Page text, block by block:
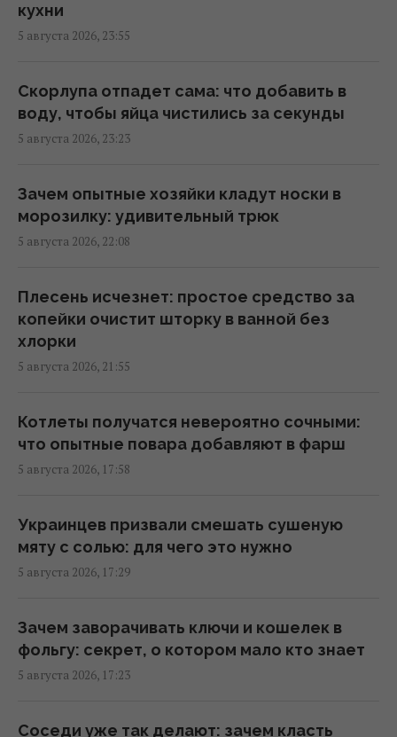
Поздравления с Преображением
Господним: трогательные пожелания и
07:30 четверг, 06 августа 2026
Сегодня - Яблочный Спас: как правильно
07:30 четверг, 06 августа 2026
Что за праздник Преображение Господне:
07:30 четверг, 06 августа 2026
Яблочный Спас в Украине 2026: что можно
делать, какие есть запреты и народные
07:00 четверг, 06 августа 2026
Проверено поколениями: 6 садовых
актуальными
06:55 четверг, 06 августа 2026
какая примета в Яблочный Спас обещает
счастье
06:00 четверг, 06 августа 2026
В 1970 году попытка защитить природу в
кухни
5 августа 2026, 23:55
Скорлупа отпадет сама: что добавить в
воду, чтобы яйца чистились за секунды
5 августа 2026, 23:23
Зачем опытные хозяйки кладут носки в
морозилку: удивительный трюк
5 августа 2026, 22:08
Плесень исчезнет: простое средство за
копейки очистит шторку в ванной без
хлорки
5 августа 2026, 21:55
Котлеты получатся невероятно сочными:
что опытные повара добавляют в фарш
5 августа 2026, 17:58
Украинцев призвали смешать сушеную
мяту с солью: для чего это нужно
5 августа 2026, 17:29
Зачем заворачивать ключи и кошелек в
фольгу: секрет, о котором мало кто знает
5 августа 2026, 17:23
Соседи уже так делают: зачем класть